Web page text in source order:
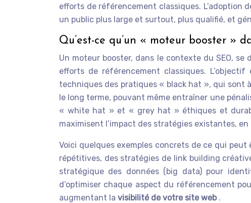
efforts de référencement classiques.
un public plus large et surtout, plus qualifié, et
Qu’est-ce qu’un « moteur booster »
Un moteur booster, dans le contexte du SEO,
efforts de référencement classiques.
techniques des pratiques « black hat », qui sont
le long terme, pouvant même entraîner une
« white hat » et « grey hat » éthiques et
maximisent l’impact des stratégies existantes,
Voici quelques exemples concrets de ce qui
répétitives, des stratégies de link building
stratégique des données (big data) pour
d’optimiser chaque aspect du référencement
augmentant la visibilité de votre site web .